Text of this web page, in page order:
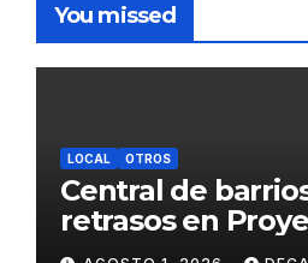
You missed
LOCAL OTROS
Central de
retrasos en
de Agua y